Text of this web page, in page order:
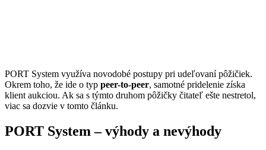
PORT System využíva novodobé postupy pri udeľovaní pôžičiek.
Okrem toho, že ide o typ peer-to-peer, samotné pridelenie získa
klient aukciou. Ak sa s týmto druhom pôžičky čitateľ ešte nestretol,
viac sa dozvie v tomto článku.
PORT System – výhody a nevýhody